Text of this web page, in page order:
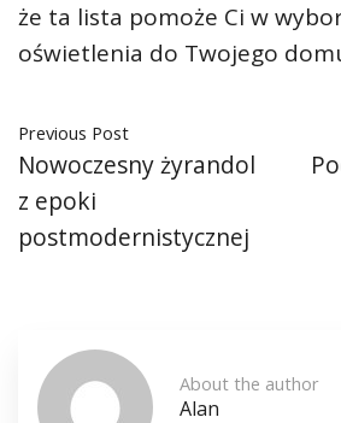
że ta lista pomoże Ci w
oświetlenia do Twojego
Previous Post
Nowoczesny żyrandol
z epoki
postmodernistycznej
About the author
Alan